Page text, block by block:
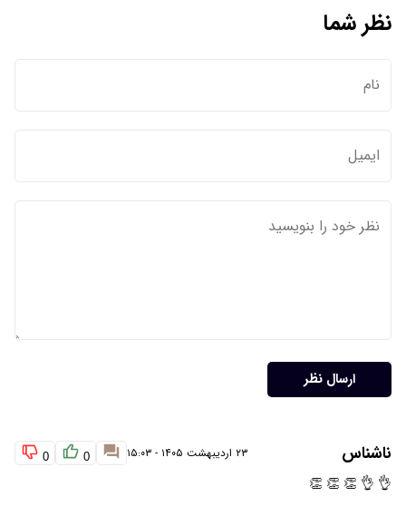
نظر شما
ارسال نظر
ناشناس ۲۳ اردیبهشت ۱۴۰۵ - ۱۵:۰۳ 0
0
👌 👌 👏 👏 👏